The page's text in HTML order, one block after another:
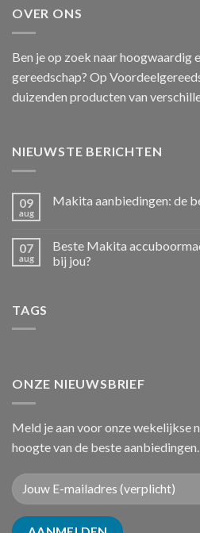
OVER ONS
Ben je op zoek naar hoogwaardig
gereedschap? Op
duizenden producten van
NIEUWSTE BERICHTEN
09
aug
Makita aanbiedingen: de
07
aug
Beste Makita
bij jou?
TAGS
ONZE NIEUWSBRIEF
Meld je aan voor onze wekelijkse
hoogte van de beste aanbiedingen.